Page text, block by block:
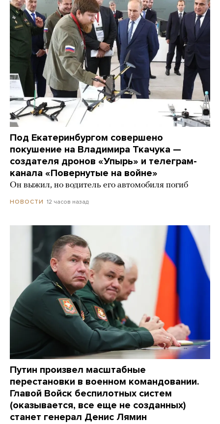
Под Екатеринбургом совершено
покушение на Владимира Ткачука —
создателя дронов «Упырь» и телеграм-
канала «Повернутые на войне»
Он выжил, но водитель его автомобиля погиб
НОВОСТИ 12 часов назад
Путин произвел масштабные
перестановки в военном командовании.
Главой Войск беспилотных систем
(оказывается, все еще не созданных)
станет генерал Денис Лямин